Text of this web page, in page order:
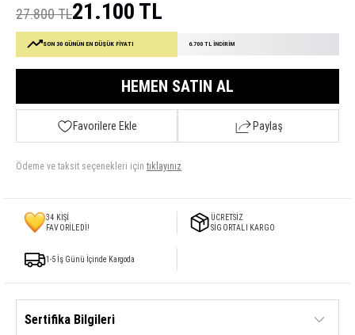
27.800 TL21.100 TL
SON 30 GÜNÜN EN DÜŞÜK FİYATI 6.700 TL İNDİRİM
HEMEN SATIN AL
Favorilere Ekle Paylaş
Ödeme ve taksit seçenekleri için tıklayınız
34 KİŞİ
FAVORİLEDİ!
ÜCRETSİZ
SİGORTALI KARGO
1-5 İş Günü İçinde Kargoda
Sertifika Bilgileri